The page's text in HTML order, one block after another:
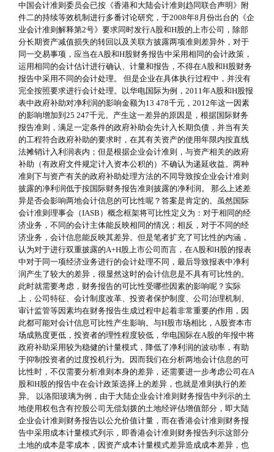
中国会计准则委员会已按《香港和大陆会计准则趋同联合声明》附
件二的持续等效机制进行多番讨论研究，于2008年8月份出台的《企
业会计准则解释第2号》要求同时发行A股和H股的上市公司，除部
分长期资产减值损失的转回以及关联方披露两项准则差异外，对于
同一交易事项，应当在A股和H股财务报告中采用相同的会计政策，
运用相同的会计估计进行确认、计量和报告，不得在A股和H股财务
报告中采用不同的会计处理。 但是企业在具体执行过程中，并没有
完全按照要求进行会计处理。以华电国际为例，2011年A股和H股报
表中政府补助对净利润的影响金额为13 478千元，2012年这一因素
的影响增加到25 247千元。产生这一差异的原因是，根据国际财务
报告准则，满足一定条件的政府补助会先计入长期负债，并当有关
的工程符合政府补助的要求时，在其有关资产的使用年限内按直线
法摊销计入利润表内；但是根据企业会计准则，与资产相关的政府
补助（有政府文件规定计入资本公积的）不确认为递延收益。两种
准则下与资产有关的政府补助处理方法的不同导致按企业会计准则
披露的净利润低于按国际财务报告准则披露的净利润。 那么上述差
异是否会影响两地会计信息的可比性呢？答案是肯定的。虽然国际
会计准则理事会（IASB）概念框架将可比性定义为：对于相同的经
济业务，不同的会计主体能反映相同的情况；相反，对于不同的经
济业务，会计信息能反映其差异。但是笔者扩充了可比性的内涵，
认为对于进行双重披露的A+H股上市公司而言，在A股和H股的报表
中对于同一项经济业务进行的会计处理不同，最后导致报表中净利
润产生了较大的差异，很显然这时的会计信息是不具有可比性的。
此时就需要考虑，财务报告的可比性受哪些因素的影响呢？实际
上，公司特征、会计制度改革、投资者保护制度、公司治理机制、
审计监管等因素均在财务报告生成过程中起着非常重要的作用，因
此都可能对会计信息可比性产生影响。与H股市场相比，A股资本市
场成熟度更低，投资者的理性程度较低，华电国际在A股的年报中将
政府补助采用较为稳健的计量模式，降低了净利润的波动率，有助
于抑制投资者的过度投机行为。因而我们在分析两地会计信息的可
比性时，不仅需要分析准则本身的差异，还需要进一步考虑公司在A
股和H股的报告中在会计政策选择上的差异，也就是准则执行的差
异。 以洛阳玻璃为例，由于大陆企业会计准则财务报告中列示的土
地使用权包含有控股公司无偿划拨的土地经评估增值部分，即大陆
企业会计准则财务报告以公允价值计量，而在香港会计准则财务报
告中采用成本计量模式列示，即香港会计准则财务报告列示这部分
土地的成本是零成本，因资产成本计量模式差异造成成本差异，也